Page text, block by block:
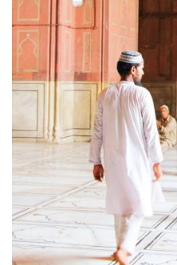
Bahasa Indonesia
Қазақ
فارسی
Русский
Somali
Kiswahili
Türkçe
اردو